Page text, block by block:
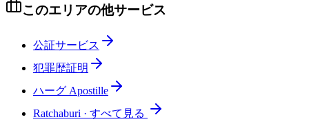
このエリアの他サービス
公証サービス
犯罪歴証明
ハーグ Apostille
Ratchaburi · すべて見る